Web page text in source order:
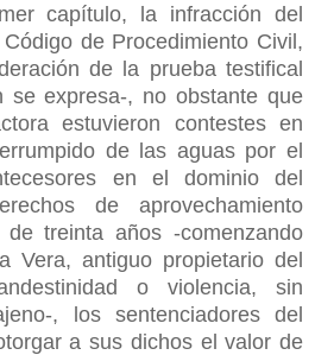
capítulo, la infracción del
de Procedimiento Civil,
de la prueba testifical
se expresa-, no obstante que
estuvieron contestes en
de las aguas por el
en el dominio del
de aprovechamiento
treinta años -comenzando
Vera, antiguo propietario del
o violencia, sin
, los sentenciadores del
a sus dichos el valor de